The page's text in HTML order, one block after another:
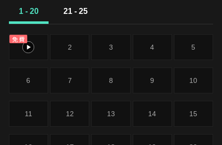
但負責的學生卻是有著超強力靈異體質的天才少女夜
1 - 20 21 - 25
免費
1 2 3 4 5
6 7 8 9 10
11 12 13 14 15